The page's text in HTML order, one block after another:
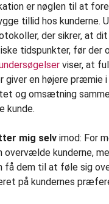
er nøglen til at
tillid hos kunderne.
der sikrer, at
tidspunkter, før der
viser, at
giver en højere præmie
og omsætning
kunde.
mig selv imod: For
overvælde kunderne,
få dem til at føle sig
på kundernes